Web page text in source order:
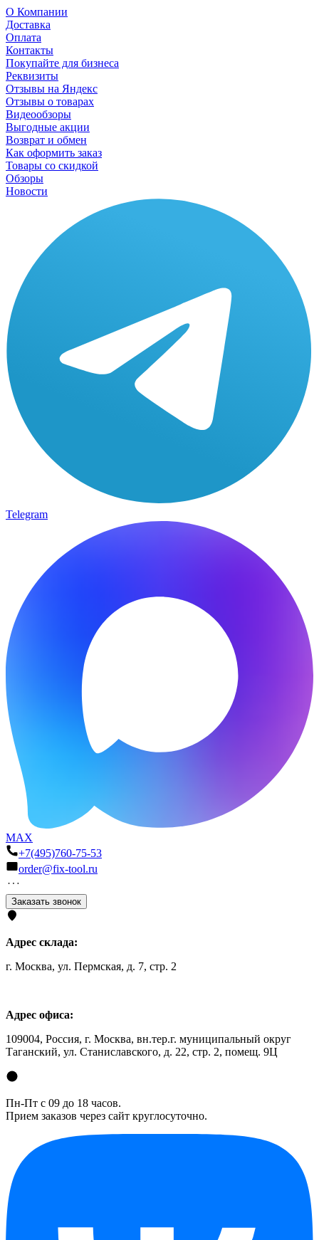
О Компании
Доставка
Оплата
Контакты
Покупайте для бизнеса
Реквизиты
Отзывы на Яндекс
Отзывы о товарах
Видеообзоры
Выгодные акции
Возврат и обмен
Как оформить заказ
Товары со скидкой
Обзоры
Новости
Telegram
MAX
+7(495)760-75-53
order@fix-tool.ru
Заказать звонок
Адрес склада:
г. Москва, ул. Пермская, д. 7, стр. 2
Адрес офиса:
109004, Россия, г. Москва, вн.тер.г. муниципальный округ
Таганский, ул. Станиславского, д. 22, стр. 2, помещ. 9Ц
Пн-Пт с 09 до 18 часов.
Прием заказов через сайт круглосуточно.